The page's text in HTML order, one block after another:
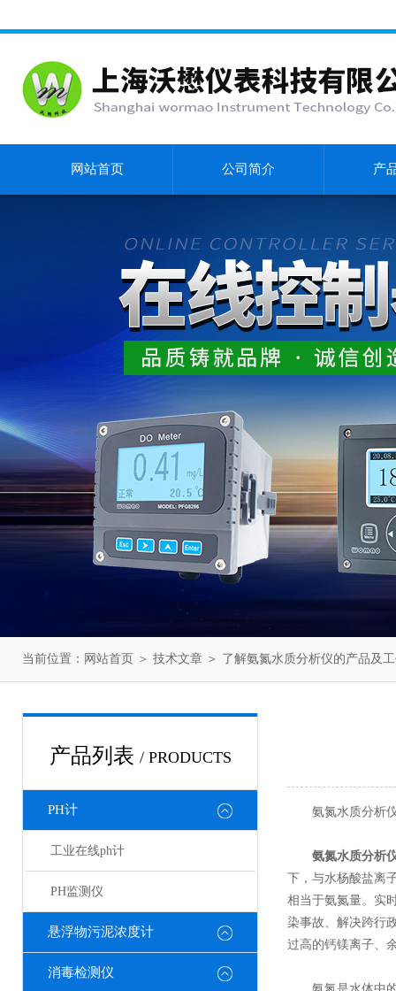
网站首页 公司简介 产
当前位置： 网站首页 ＞ 技术文章 ＞ 了解氨氮水质分析仪的产品及
产品列表 / PRODUCTS
PH计
工业在线ph计
PH监测仪
悬浮物污泥浓度计
消毒检测仪
氨氮水质分析仪
氨氮水质分析
下，与水杨酸盐离
相当于氨氮量。实
染事故、解决跨行
过高的钙镁离子、